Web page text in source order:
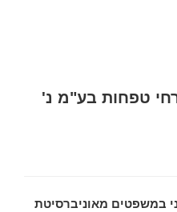
בנק מזרחי טפחות בע"מ נ'
במשפטים מאוניברסיטת